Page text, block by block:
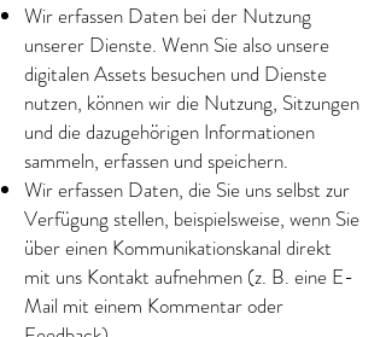
Wir erfassen Daten bei der Nutzung
unserer Dienste. Wenn Sie also unsere
digitalen Assets besuchen und Dienste
nutzen, können wir die Nutzung, Sitzungen
und die dazugehörigen Informationen
sammeln, erfassen und speichern.
Wir erfassen Daten, die Sie uns selbst zur
Verfügung stellen, beispielsweise, wenn Sie
über einen Kommunikationskanal direkt
mit uns Kontakt aufnehmen (z. B. eine E-
Mail mit einem Kommentar oder